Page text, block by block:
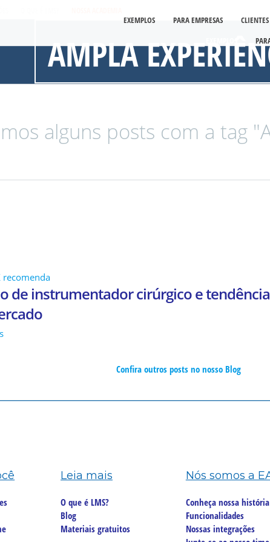
EXEMPLOS PARA EMPRESAS CLIENTES
AMPLA
alguns posts com a tag
recomenda
de instrumentador cirúrgico e
Confira outros posts no nosso Blog
Leia mais
O que é LMS?
Blog
Materiais gratuitos
Nós somos a
Conheça nossa história
Funcionalidades
Nossas integrações